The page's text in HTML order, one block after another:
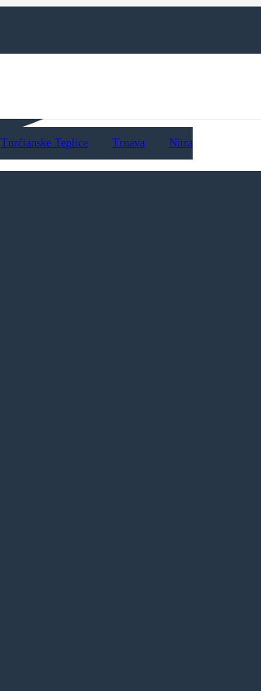
Turčianske Teplice Trnava Nitra